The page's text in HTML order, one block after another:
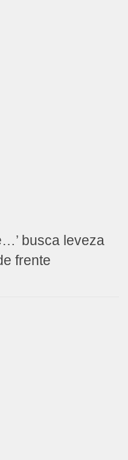
busca leveza
frente